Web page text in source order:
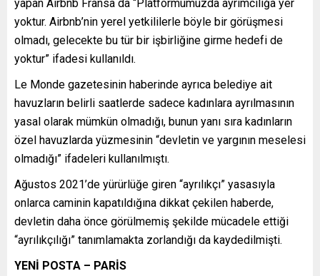
yapan Airbnb Fransa da “Platformumuzda ayrımcılığa yer
yoktur. Airbnb’nin yerel yetkililerle böyle bir görüşmesi
olmadı, gelecekte bu tür bir işbirliğine girme hedefi de
yoktur” ifadesi kullanıldı.
Le Monde gazetesinin haberinde ayrıca belediye ait
havuzların belirli saatlerde sadece kadınlara ayrılmasının
yasal olarak mümkün olmadığı, bunun yanı sıra kadınların
özel havuzlarda yüzmesinin “devletin ve yargının meselesi
olmadığı” ifadeleri kullanılmıştı.
Ağustos 2021’de yürürlüğe giren “ayrılıkçı” yasasıyla
onlarca caminin kapatıldığına dikkat çekilen haberde,
devletin daha önce görülmemiş şekilde mücadele ettiği
“ayrılıkçılığı” tanımlamakta zorlandığı da kaydedilmişti.
YENİ POSTA – PARİS